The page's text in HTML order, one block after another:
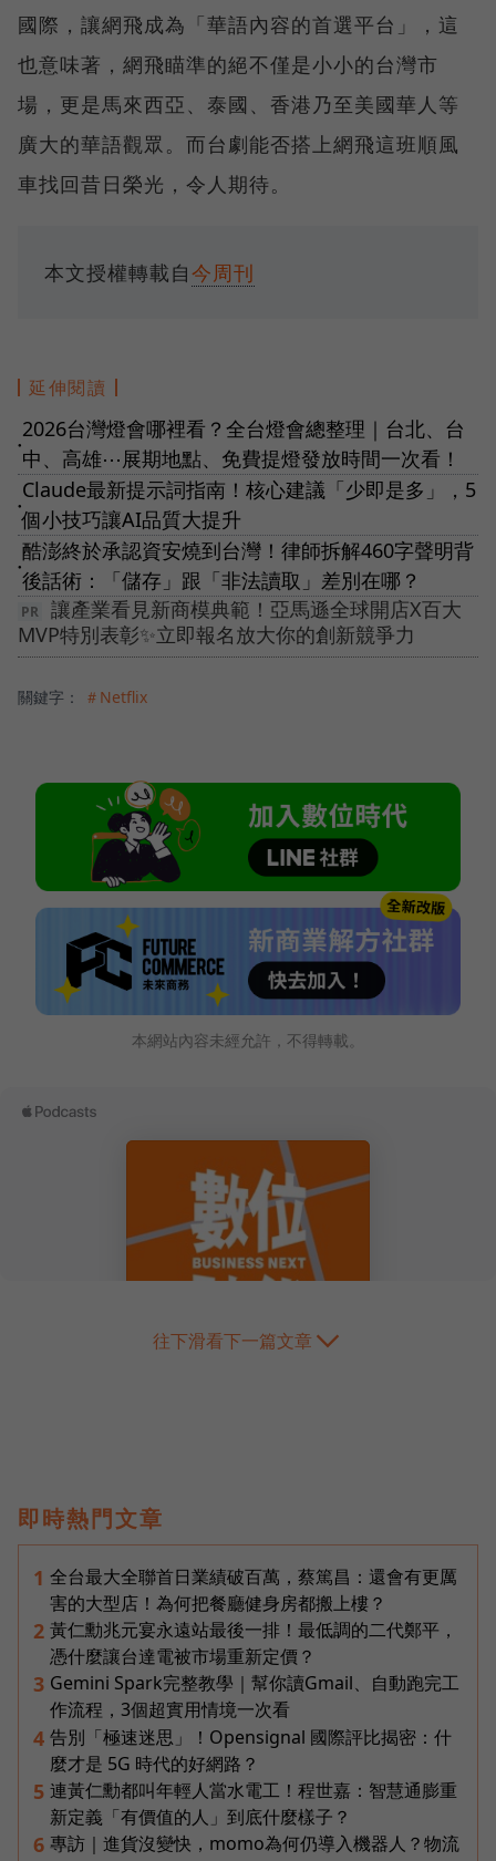
國際，讓網飛成為「華語內容的首選平台」，這
也意味著，網飛瞄準的絕不僅是小小的台灣市
場，更是馬來西亞、泰國、香港乃至美國華人等
廣大的華語觀眾。而台劇能否搭上網飛這班順風
車找回昔日榮光，令人期待。
本文授權轉載自今周刊
延伸閱讀
●
2026台灣燈會哪裡看？全台燈會總整理｜台北、台
中、高雄⋯展期地點、免費提燈發放時間一次看！
●
Claude最新提示詞指南！核心建議「少即是多」，5
個小技巧讓AI品質大提升
●
酷澎終於承認資安燒到台灣！律師拆解460字聲明背
後話術：「儲存」跟「非法讀取」差別在哪？
讓產業看見新商模典範！亞馬遜全球開店X百大
MVP特別表彰✨立即報名放大你的創新競爭力
關鍵字： ＃Netflix
本網站內容未經允許，不得轉載。
往下滑看下一篇文章
即時熱門文章
1 全台最大全聯首日業績破百萬，蔡篤昌：還會有更厲
害的大型店！為何把餐廳健身房都搬上樓？
2 黃仁勳兆元宴永遠站最後一排！最低調的二代鄭平，
憑什麼讓台達電被市場重新定價？
3 Gemini Spark完整教學｜幫你讀Gmail、自動跑完工
作流程，3個超實用情境一次看
4 告別「極速迷思」！Opensignal 國際評比揭密：什
麼才是 5G 時代的好網路？
5 連黃仁勳都叫年輕人當水電工！程世嘉：智慧通膨重
新定義「有價值的人」到底什麼樣子？
6 專訪｜進貨沒變快，momo為何仍導入機器人？物流